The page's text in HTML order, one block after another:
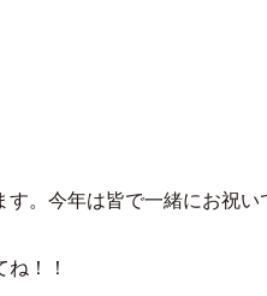
。今年は皆で一緒にお祝い
！！